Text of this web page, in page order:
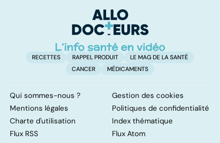
solution ?
RECETTES RAPPEL PRODUIT
LE MAG DE LA SANTÉ
CANCER
MÉDICAMENTS
Qui sommes-nous ?
Gestion des cookies
Mentions légales
Politiques de confidentialité
Charte d'utilisation
Index thématique
Flux RSS
Flux Atom